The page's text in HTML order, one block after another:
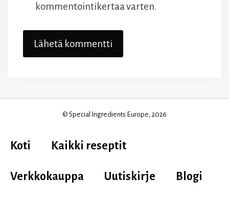
kommentointikertaa varten.
© Special Ingredients Europe, 2026
Koti Kaikki reseptit
Verkkokauppa Uutiskirje Blogi